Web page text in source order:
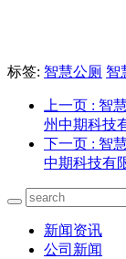
标签: 智慧公厕 智
上一页 : 智
州中期科技
下一页 : 智
中期科技有
新闻资讯
公司新闻